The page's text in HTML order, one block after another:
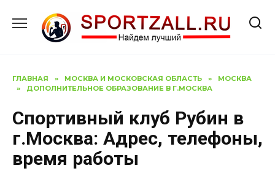
содержанию
ГЛАВНАЯ » МОСКВА И МОСКОВСКАЯ ОБЛАСТЬ »
МОСКВА
»
ДОПОЛНИТЕЛЬНОЕ ОБРАЗОВАНИЕ В Г.МОСКВА
Спортивный клуб Рубин в
г.Москва: Адрес, телефоны,
время работы